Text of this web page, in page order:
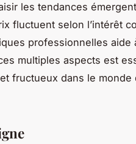
les tendances
fluctuent selon l’intérêt
professionnelles aide
multiples aspects est
fructueux dans le monde